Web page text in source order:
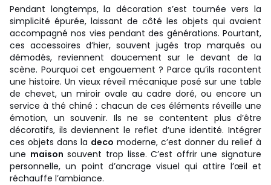
Pendant longtemps, la décoration s’est tournée vers la
simplicité épurée, laissant de côté les objets qui avaient
accompagné nos vies pendant des générations. Pourtant,
ces accessoires d’hier, souvent jugés trop marqués ou
démodés, reviennent doucement sur le devant de la
scène. Pourquoi cet engouement ? Parce qu’ils racontent
une histoire. Un vieux réveil mécanique posé sur une table
de chevet, un miroir ovale au cadre doré, ou encore un
service à thé chiné : chacun de ces éléments réveille une
émotion, un souvenir. Ils ne se contentent plus d’être
décoratifs, ils deviennent le reflet d’une identité. Intégrer
ces objets dans la deco moderne, c’est donner du relief à
une maison souvent trop lisse. C’est offrir une signature
personnelle, un point d’ancrage visuel qui attire l’œil et
réchauffe l’ambiance.